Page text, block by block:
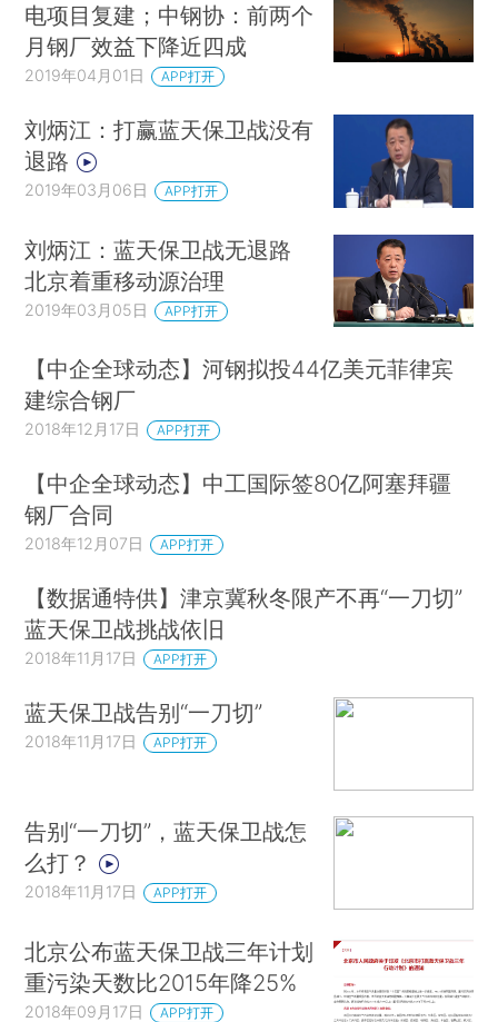
电项目复建；中钢协：前两个
月钢厂效益下降近四成
2019年04月01日 APP打开
刘炳江：打赢蓝天保卫战没有
退路
2019年03月06日 APP打开
刘炳江：蓝天保卫战无退路
北京着重移动源治理
2019年03月05日 APP打开
【中企全球动态】河钢拟投44亿美元菲律宾
建综合钢厂
2018年12月17日 APP打开
【中企全球动态】中工国际签80亿阿塞拜疆
钢厂合同
2018年12月07日 APP打开
【数据通特供】津京冀秋冬限产不再“一刀切”
蓝天保卫战挑战依旧
2018年11月17日 APP打开
蓝天保卫战告别“一刀切”
2018年11月17日 APP打开
告别“一刀切”，蓝天保卫战怎
么打？
2018年11月17日 APP打开
北京公布蓝天保卫战三年计划
重污染天数比2015年降25%
2018年09月17日 APP打开